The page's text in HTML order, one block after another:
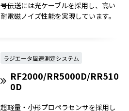
号伝送には光ケーブルを採用し、高い
耐電磁ノイズ性能を実現しています。
ラジエータ風速測定システム
RF2000/RR5000D/RR510
0D
超軽量・小形プロペラセンサを採用し